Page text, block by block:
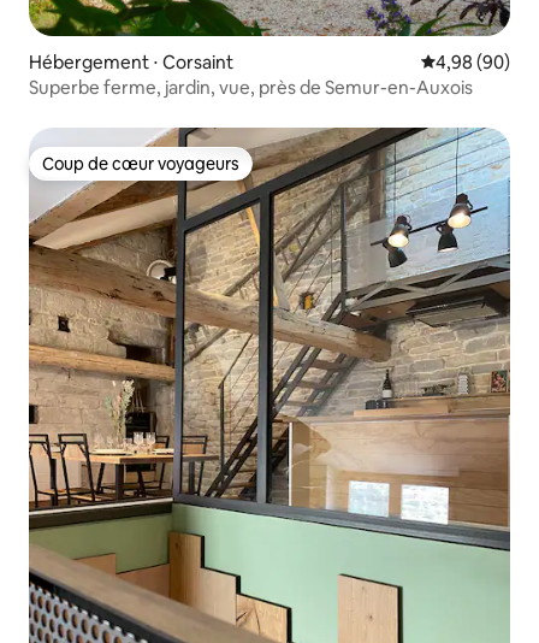
Hébergement ⋅ Corsaint Évaluation
4,98 (90)
Superbe ferme, jardin, vue, près de Semur-en-Auxois
Coup de cœur voyageurs
Coup de cœur voyageurs